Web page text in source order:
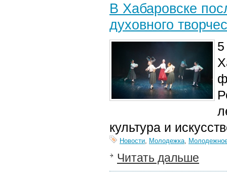
В Хабаровске
духовного
культура и
Новости, Молодежка,
Читать дальше